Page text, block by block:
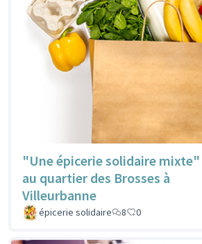
"Une épicerie solidaire mixte"
au quartier des Brosses à
Villeurbanne
épicerie solidaire 8 0